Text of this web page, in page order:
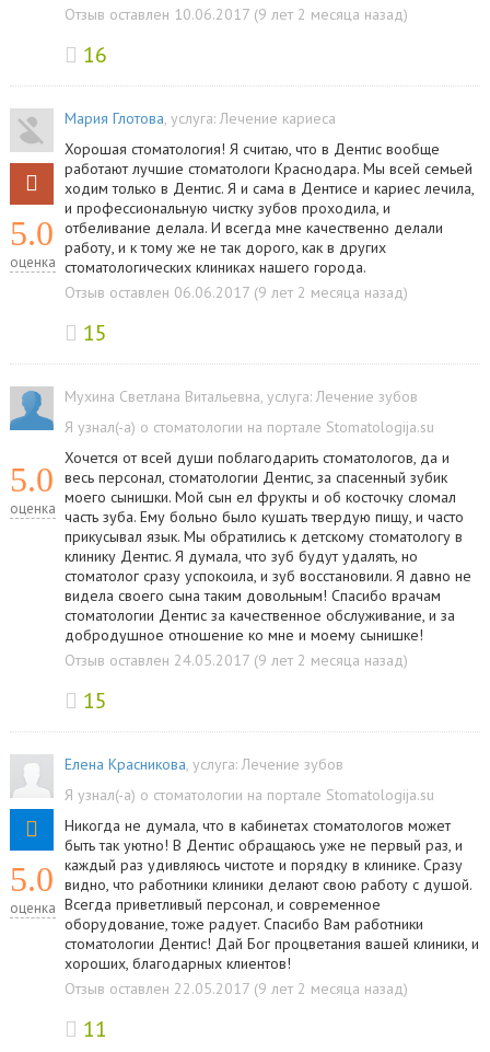
Отзыв оставлен 10.06.2017 (9 лет 2 месяца назад)
16
5.0
оценка
Мария Глотова, услуга:Лечение кариеса
Хорошая стоматология! Я считаю, что в Дентис вообще
работают лучшие стоматологи Краснодара. Мы всей семьей
ходим только в Дентис. Я и сама в Дентисе и кариес лечила,
и профессиональную чистку зубов проходила, и
отбеливание делала. И всегда мне качественно делали
работу, и к тому же не так дорого, как в других
стоматологических клиниках нашего города.
Отзыв оставлен 06.06.2017 (9 лет 2 месяца назад)
15
5.0
оценка
Мухина Светлана Витальевна, услуга:Лечение зубов
Я узнал(-а) о стоматологии на портале Stomatologija.su
Хочется от всей души поблагодарить стоматологов, да и
весь персонал, стоматологии Дентис, за спасенный зубик
моего сынишки. Мой сын ел фрукты и об косточку сломал
часть зуба. Ему больно было кушать твердую пищу, и часто
прикусывал язык. Мы обратились к детскому стоматологу в
клинику Дентис. Я думала, что зуб будут удалять, но
стоматолог сразу успокоила, и зуб восстановили. Я давно не
видела своего сына таким довольным! Спасибо врачам
стоматологии Дентис за качественное обслуживание, и за
добродушное отношение ко мне и моему сынишке!
Отзыв оставлен 24.05.2017 (9 лет 2 месяца назад)
15
5.0
оценка
Елена Красникова, услуга:Лечение зубов
Я узнал(-а) о стоматологии на портале Stomatologija.su
Никогда не думала, что в кабинетах стоматологов может
быть так уютно! В Дентис обращаюсь уже не первый раз, и
каждый раз удивляюсь чистоте и порядку в клинике. Сразу
видно, что работники клиники делают свою работу с душой.
Всегда приветливый персонал, и современное
оборудование, тоже радует. Спасибо Вам работники
стоматологии Дентис! Дай Бог процветания вашей клиники, и
хороших, благодарных клиентов!
Отзыв оставлен 22.05.2017 (9 лет 2 месяца назад)
11